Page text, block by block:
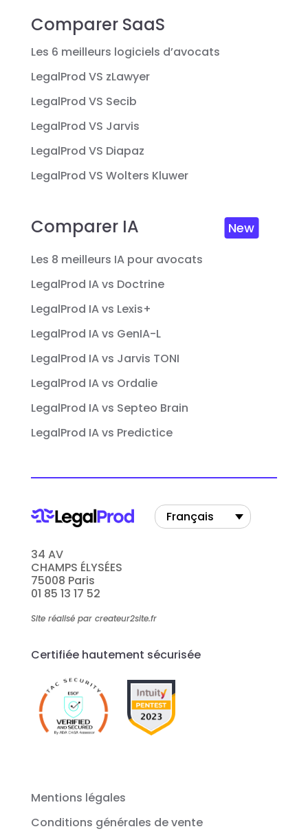
Comparer SaaS
Les 6 meilleurs logiciels d’avocats
LegalProd VS zLawyer
LegalProd VS Secib
LegalProd VS Jarvis
LegalProd VS Diapaz
LegalProd VS Wolters Kluwer
Comparer IA New
Les 8 meilleurs IA pour avocats
LegalProd IA vs Doctrine
LegalProd IA vs Lexis+
LegalProd IA vs GenIA-L
LegalProd IA vs Jarvis TONI
LegalProd IA vs Ordalie
LegalProd IA vs Septeo Brain
LegalProd IA vs Predictice
34 AV
CHAMPS ÉLYSÉES
75008 Paris
01 85 13 17 52
Site réalisé par createur2site.fr
Français
Certifiée hautement sécurisée
Mentions légales
Conditions générales de vente